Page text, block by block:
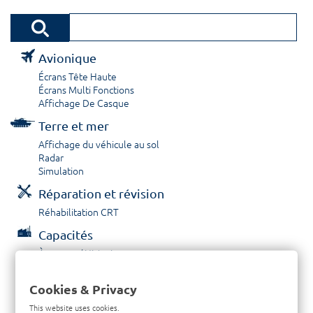
Avionique
Écrans Tête Haute
Écrans Multi Fonctions
Affichage De Casque
Terre et mer
Affichage du véhicule au sol
Radar
Simulation
Réparation et révision
Réhabilitation CRT
Capacités
À propos / Historique
Contactez nous
Cookies & Privacy
This website uses cookies.